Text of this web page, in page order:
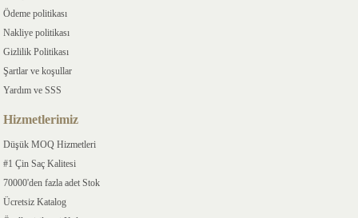
Ödeme politikası
Nakliye politikası
Gizlilik Politikası
Şartlar ve koşullar
Yardım ve SSS
Hizmetlerimiz
Düşük MOQ Hizmetleri
#1 Çin Saç Kalitesi
70000'den fazla adet Stok
Ücretsiz Katalog